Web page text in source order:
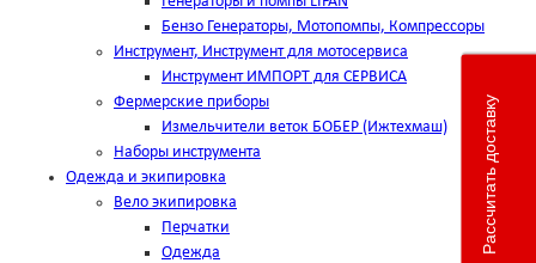
Бензо Генераторы, Мотопомпы, Компрессоры
Инструмент, Инструмент для мотосервиса
Инструмент ИМПОРТ для СЕРВИСА
Фермерские приборы
Измельчители веток БОБЕР (Ижтехмаш)
Наборы инструмента
Одежда и экипировка
Вело экипировка
Перчатки
Одежда
Рассчитать доставку